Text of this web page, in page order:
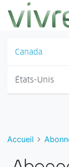
Aller au menu
Aller au contenu
Canada
États-Unis
Accueil